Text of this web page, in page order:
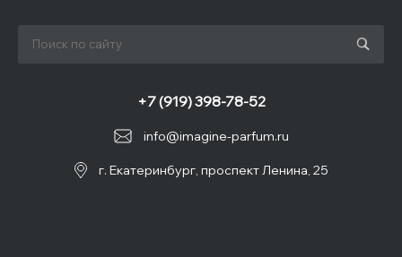
info@imagine-parfum.ru
+7 (919) 398-78-52
г. Екатеринбург, проспект Ленина, 25